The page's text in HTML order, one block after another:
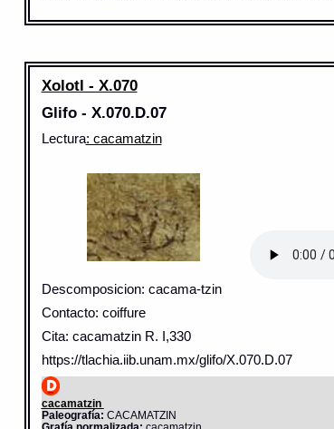
Xolotl - X.070
Glifo - X.070.D.07
Lectura: cacamatzin
Descomposicion: cacama-tzin
Contacto: coiffure
Cita: cacamatzin R. I,330
https://tlachia.iib.unam.mx/glifo/X.070.D.07
cacamatzin
Paleografía: CACAMATZIN
Grafía normalizada: cacamatzin